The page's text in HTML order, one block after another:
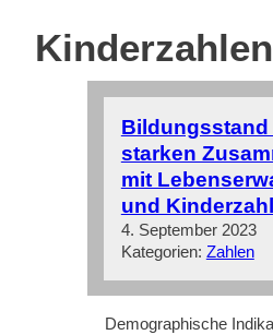
Kinderzahlen
Bildungsstand
starken
mit
und Kinderzahl
4. September 2023
Kategorien: Zahlen
Demographische